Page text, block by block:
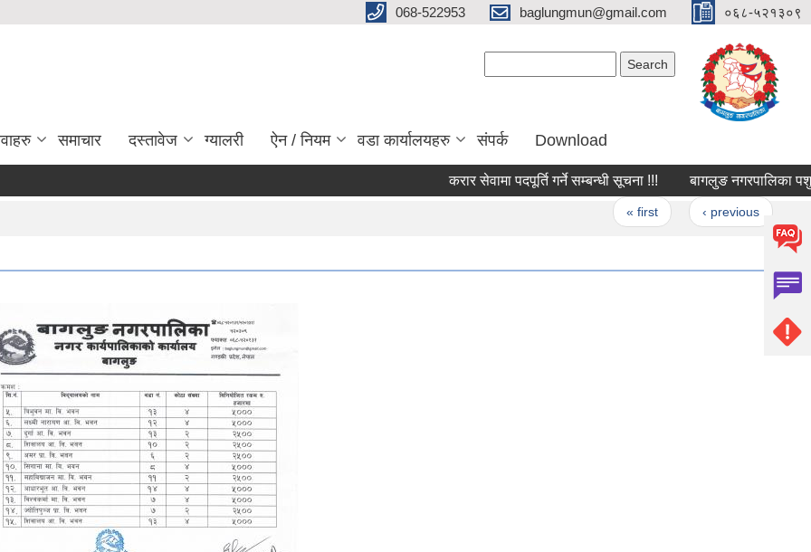
068-522953 baglungmun@gmail.com ०६८-५२१३०९
समाचार दस्तावेज ग्यालरी ऐन / नियम वडा कार्यालयहरु संपर्क Download
करार सेवामा पदपूर्ति गर्ने सम्बन्धी सूचना !!! बागलुङ नगरपालिका पशु सेवा
« first ‹ previous …